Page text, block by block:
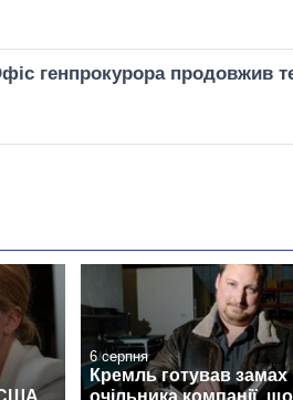
генпрокурора продовжив
США
6 серпня
Кремль готував замах
очільника компанії, що